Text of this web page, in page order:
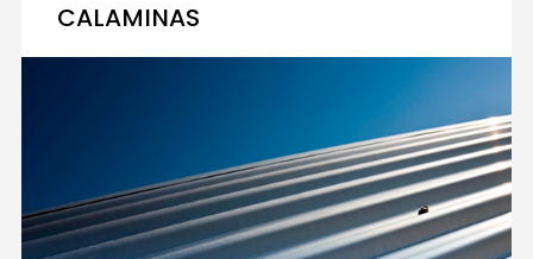
CALAMINAS